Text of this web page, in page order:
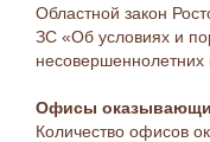
Областной закон
ЗС «Об условиях и
несовершеннолетних
Офисы
Количество офисов